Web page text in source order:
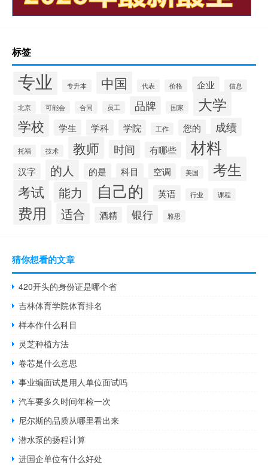
标签
专业 专升本 中国 代表 价格 企业 信息
北京 可能会 合同 员工 品牌 国家 大学
学校 学生 学科 学院 工作 您的 成绩
托福 技术 教师 时间 有哪些 材料
汉字 的人 的是 科目 空调 美国 考生
考试 能力 自己的 英语 行业 课程
费用 适合 酒精 银行 雅思
猜你想看的文章
420开头的身份证是哪个省
吉林体育学院体育排名
样本作什么科目
灵芝种植方法
卷芯是什么意思
事业编面试是用人单位面试吗
汽车要多久时间年检一次
尼尔斯的品质从哪里看出来
潜水泵的扬程计算
进国企单位有什么好处